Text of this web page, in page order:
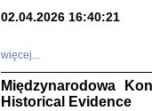
02.04.2026 16:40:21
więcej...
Międzynarodowa
Historical Evidence